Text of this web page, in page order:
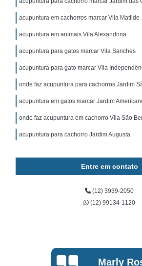
acupuntura em cachorros marcar Vila Matilde
acupuntura em animais Vila Alexandrina
acupuntura para gatos marcar Vila Sanches
acupuntura para gato marcar Vila
onde faz acupuntura para cachorros Jardim
acupuntura em gatos marcar Jardim
onde faz acupuntura em cachorro Vila São
acupuntura para cachorro Jardim Augusta
Entre em contato
(12) 3939-2050
(12) 99134-1120
Marly Rosa